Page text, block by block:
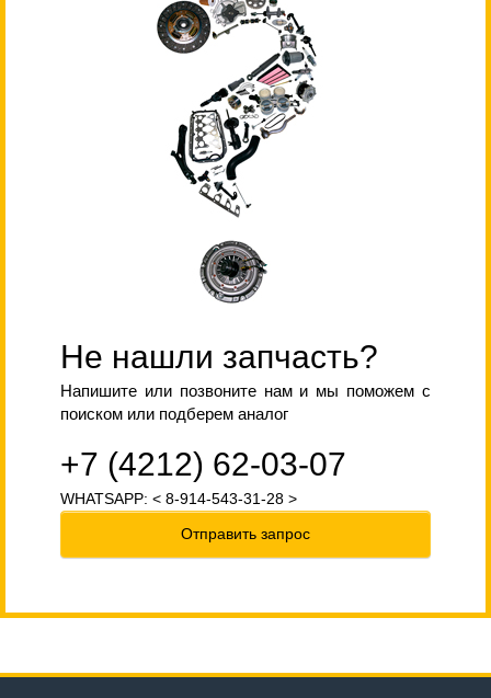
Не нашли запчасть?
Напишите или позвоните нам и мы поможем с
поиском или подберем аналог
+7 (4212) 62-03-07
WHATSAPP: < 8-914-543-31-28 >
Отправить запрос